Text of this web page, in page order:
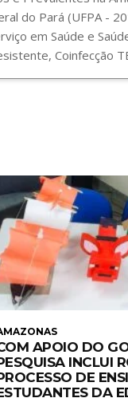
do Pará (UFPA -
em Saúde e
Coinfecção
APOIO DO
INCLUI
DE
DA